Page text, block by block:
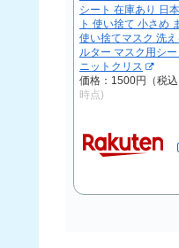
シート 在庫あり 日
ト 使い捨て 小さめ
使い捨てマスク 洗
ルター マスク用シ
ニットクリス
価格：1500円（税
時点)